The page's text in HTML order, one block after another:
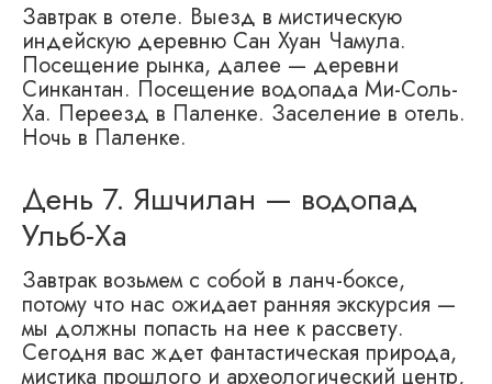
Завтрак в отеле. Выезд в мистическую
индейскую деревню Сан Хуан Чамула.
Посещение рынка, далее — деревни
Синкантан. Посещение водопада Ми-Соль-
Ха. Переезд в Паленке. Заселение в отель.
Ночь в Паленке.
День 7. Яшчилан — водопад
Ульб-Ха
Завтрак возьмем с собой в ланч-боксе,
потому что нас ожидает ранняя экскурсия —
мы должны попасть на нее к рассвету.
Сегодня вас ждет фантастическая природа,
мистика прошлого и археологический центр,